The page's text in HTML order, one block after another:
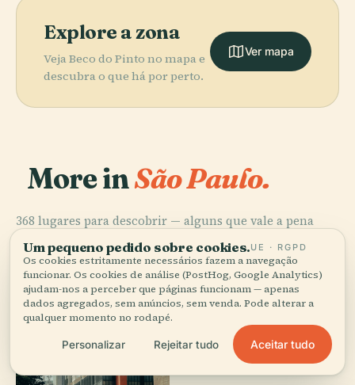
Explore a zona
Veja Beco do Pinto no mapa e
descubra o que há por perto.
Ver mapa
More inSão Paulo.
368 lugares para descobrir — alguns que vale a pena
combinar.
Um pequeno pedido sobre cookies.UE · RGPD
Os cookies estritamente necessários fazem a navegação
funcionar. Os cookies de análise (PostHog, Google Analytics)
ajudam-nos a perceber que páginas funcionam — apenas
dados agregados, sem anúncios, sem venda. Pode alterar a
qualquer momento no rodapé.
Personalizar Rejeitar tudo Aceitar tudo